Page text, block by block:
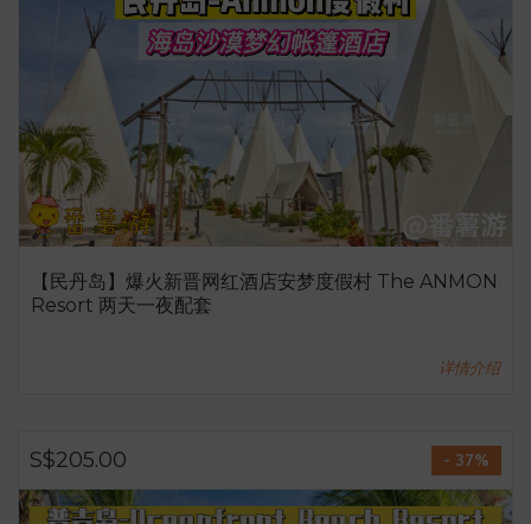
【民丹岛】爆火新晋网红酒店安梦度假村 The ANMON
Resort 两天一夜配套
详情介绍
S$205.00 - 37%